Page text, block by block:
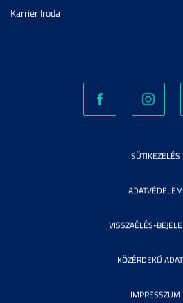
Karrier Iroda
SÜTIKEZELÉS
ADATVÉDELEM
VISSZAÉLÉS-
KÖZÉRDEKŰ
IMPRESSZUM